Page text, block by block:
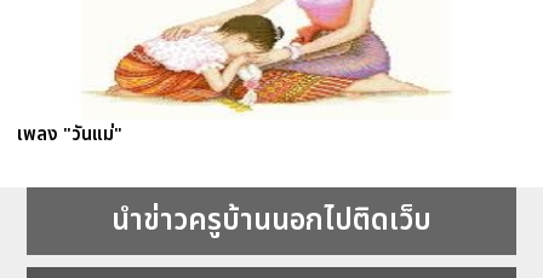
เพลง "วันแม่"
นำข่าวครูบ้านนอกไปติดเว็บ